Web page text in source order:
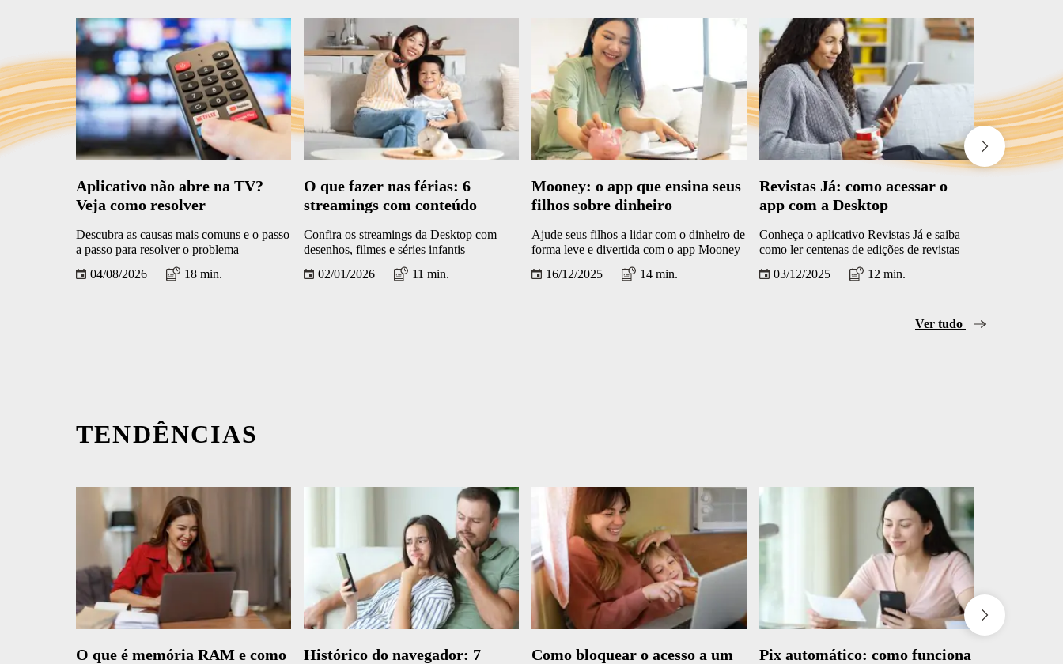
Aplicativo não abre na TV?
Veja como resolver
Descubra as causas mais comuns e o passo
a passo para resolver o problema
04/08/2026
18 min.
O que fazer nas férias: 6
streamings com conteúdo
Confira os streamings da Desktop com
desenhos, filmes e séries infantis
02/01/2026
11 min.
Mooney: o app que ensina seus
filhos sobre dinheiro
Ajude seus filhos a lidar com o dinheiro de
forma leve e divertida com o app Mooney
16/12/2025
14 min.
Revistas Já: como acessar o
app com a Desktop
Conheça o aplicativo Revistas Já e saiba
como ler centenas de edições de revistas
com os planos de internet Desktop
03/12/2025 12 min.
Ver tudo
TENDÊNCIAS
O que é memória RAM e como
Histórico do navegador: 7
Como bloquear o acesso a um
Pix automático: como funciona